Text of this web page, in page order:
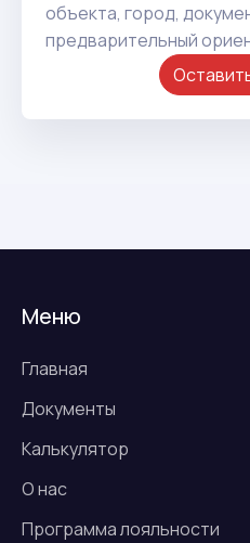
объекта, город,
предварительный
Меню
Главная
Документы
Калькулятор
О нас
Программа лояльности